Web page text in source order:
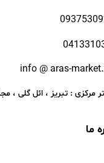
info @ aras-
مرکزی : تبریز ، ائل گلی ،
ما